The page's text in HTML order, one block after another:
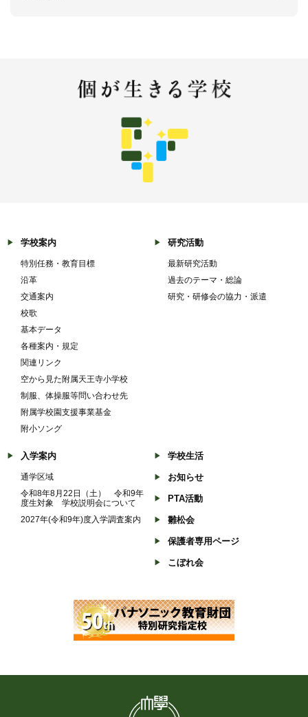
学校案内
特別任務・教育目標
沿革
交通案内
校歌
基本データ
各種案内・規定
関連リンク
空から見た附属天王寺小学校
制服、体操服等問い合わせ先
附属学校園支援事業基金
附小ソング
研究活動
最新研究活動
過去のテーマ・総論
研究・研修会の協力・派遣
入学案内
通学区域
令和8年8月22日（土） 令和9年
度生対象 学校説明会について
2027年(令和9年)度入学調査案内
学校生活
お知らせ
PTA活動
雛松会
保護者専用ページ
こぼれ会